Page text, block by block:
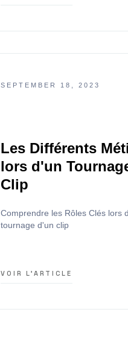
SEPTEMBER 18, 2023
Les Différents
lors d'un
Clip
Comprendre les Rôles Clés lors
tournage d'un clip
VOIR L'ARTICLE